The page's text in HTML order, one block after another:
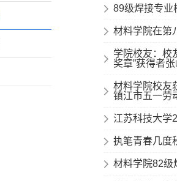
89级焊接专业
材料学院在第
学院校友：校
奖章”获得者张
材料学院校友
镇江市五一劳
江苏科技大学
执笔青春几度
材料学院82级